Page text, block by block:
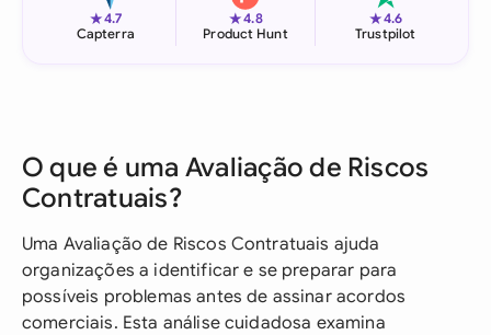
★4.7
Capterra
★4.8
Product Hunt
★4.6
Trustpilot
O que é uma Avaliação de Riscos
Contratuais?
Uma Avaliação de Riscos Contratuais ajuda
organizações a identificar e se preparar para
possíveis problemas antes de assinar acordos
comerciais. Esta análise cuidadosa examina